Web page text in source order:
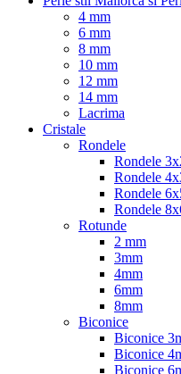
4 mm
6 mm
8 mm
10 mm
12 mm
14 mm
Lacrima
Cristale
Rondele
Rondele
Rondele
Rondele
Rondele
Rotunde
2 mm
3mm
4mm
6mm
8mm
Biconice
Biconice
Biconice
Biconice